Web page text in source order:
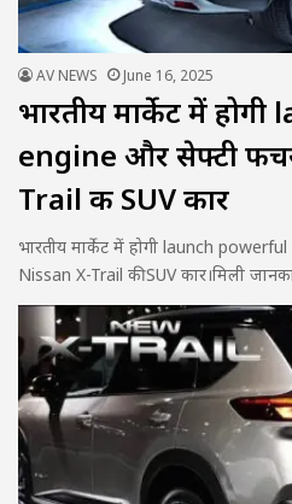
AV NEWS June 16, 2025
भारतीय मार्केट में
engine और सेफ्टी
Trail की SUV कार
भारतीय मार्केट में होगी launch
Nissan X-Trail की SUV कार।मिली